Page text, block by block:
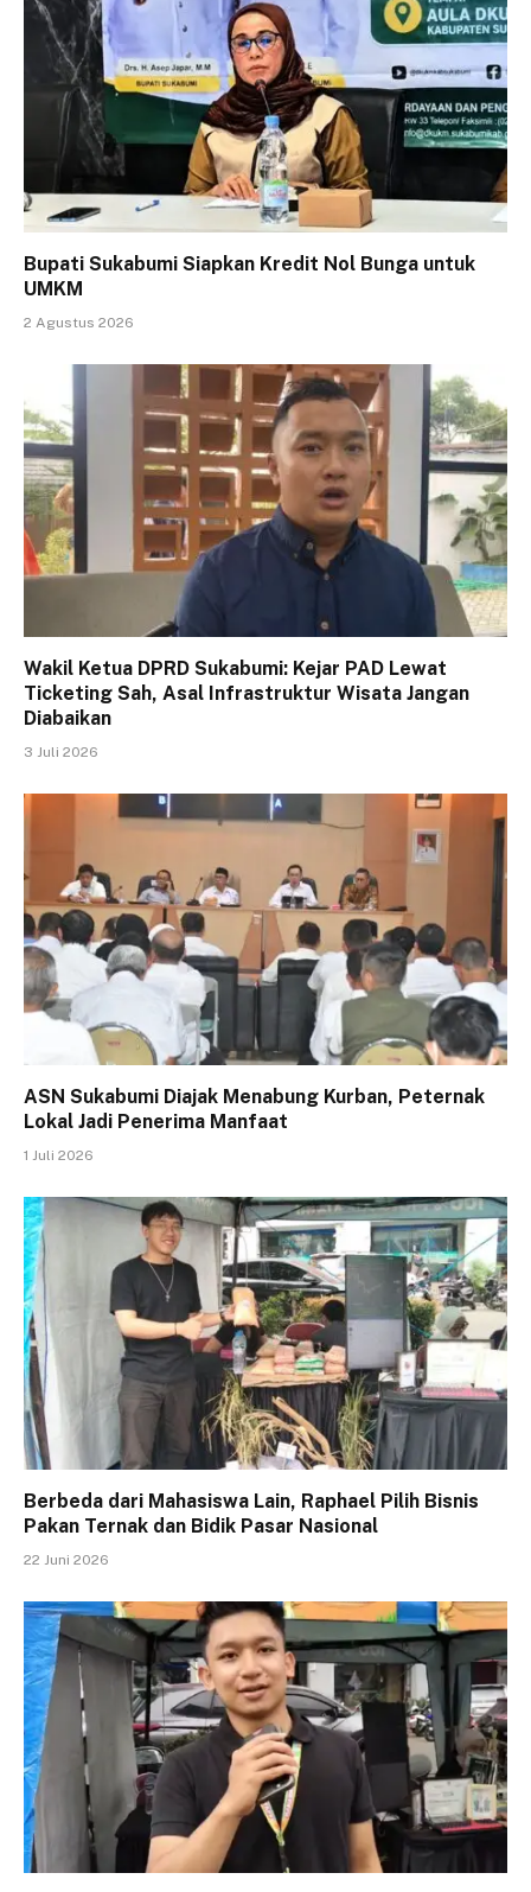
Bupati Sukabumi Siapkan Kredit Nol Bunga untuk
UMKM
2 Agustus 2026
Wakil Ketua DPRD Sukabumi: Kejar PAD Lewat
Ticketing Sah, Asal Infrastruktur Wisata Jangan
Diabaikan
3 Juli 2026
ASN Sukabumi Diajak Menabung Kurban, Peternak
Lokal Jadi Penerima Manfaat
1 Juli 2026
Berbeda dari Mahasiswa Lain, Raphael Pilih Bisnis
Pakan Ternak dan Bidik Pasar Nasional
22 Juni 2026